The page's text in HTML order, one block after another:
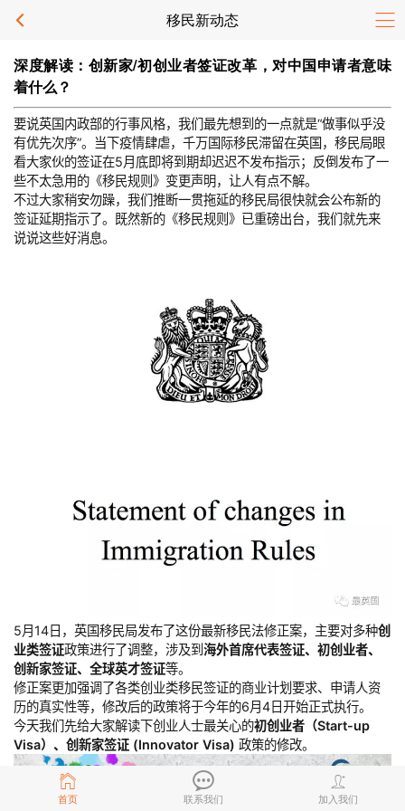
移民新动态
首页 联系我们 加入我们
深度解读：创新家/初创业者签证改革，对中国申请者意味
着什么？
要说英国内政部的行事风格，我们最先想到的一点就是“做事似乎没
有优先次序”。当下疫情肆虐，千万国际移民滞留在英国，移民局眼
看大家伙的签证在5月底即将到期却迟迟不发布指示；反倒发布了一
些不太急用的《移民规则》变更声明，让人有点不解。
不过大家稍安勿躁，我们推断一贯拖延的移民局很快就会公布新的
签证延期指示了。既然新的《移民规则》已重磅出台，我们就先来
说说这些好消息。
5月14日，英国移民局发布了这份最新移民法修正案，主要对多种创
业类签证政策进行了调整，涉及到海外首席代表签证、初创业者、
创新家签证、全球英才签证等。
修正案更加强调了各类创业类移民签证的商业计划要求、申请人资
历的真实性等，修改后的政策将于今年的6月4日开始正式执行。
今天我们先给大家解读下创业人士最关心的初创业者（Start-up
Visa）、创新家签证 (Innovator Visa) 政策的修改。